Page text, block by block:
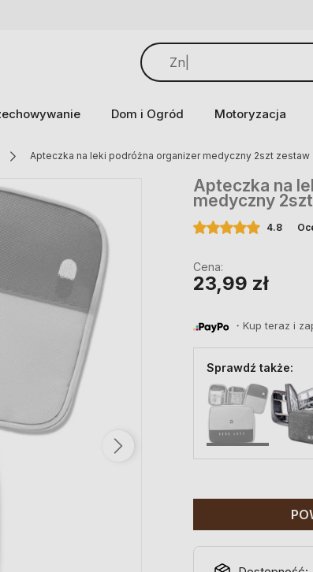
Dom i Ogród Motoryzacja
Apteczka na leki podróżna organizer medyczny 2szt zestaw
Apteczka na
medyczny
4.8
Cena:
23,99 zł
・Kup teraz i
Sprawdź także: